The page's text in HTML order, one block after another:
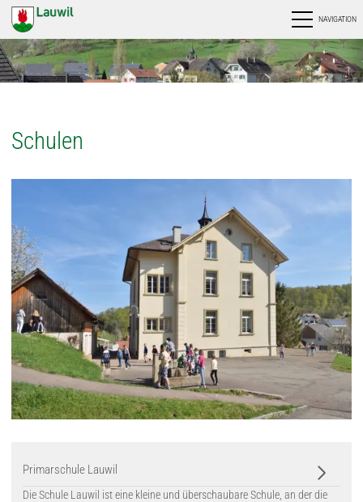
NAVIGATION
Schulen
Primarschule Lauwil
Die Schule Lauwil ist eine kleine und überschaubare Schule, an der die